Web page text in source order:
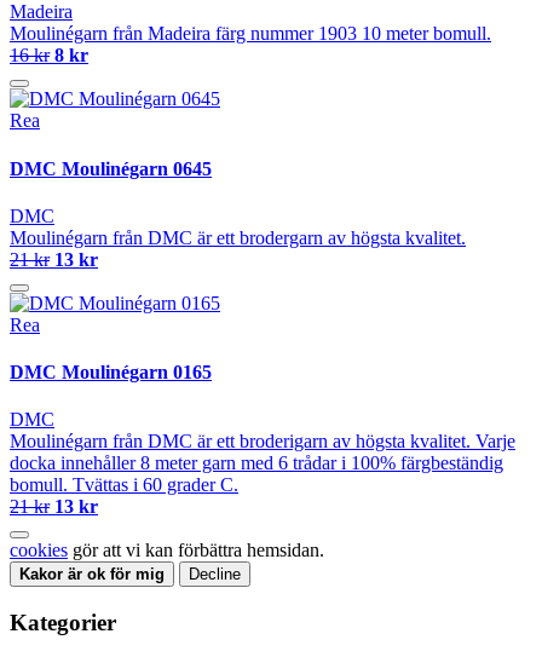
Madeira
Moulinégarn från Madeira färg nummer 1903 10 meter bomull.
16 kr 8 kr
Rea
DMC Moulinégarn 0645
DMC
Moulinégarn från DMC är ett brodergarn av högsta kvalitet.
21 kr 13 kr
Rea
DMC Moulinégarn 0165
DMC
Moulinégarn från DMC är ett broderigarn av högsta kvalitet. Varje
docka innehåller 8 meter garn med 6 trådar i 100% färgbeständig
bomull. Tvättas i 60 grader C.
21 kr 13 kr
cookies gör att vi kan förbättra hemsidan.
Kakor är ok för mig Decline
Kategorier